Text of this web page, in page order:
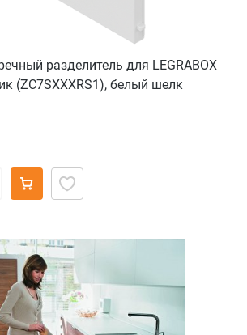
разделитель для LEGRABOX
(ZC7SXXXRS1), белый шелк